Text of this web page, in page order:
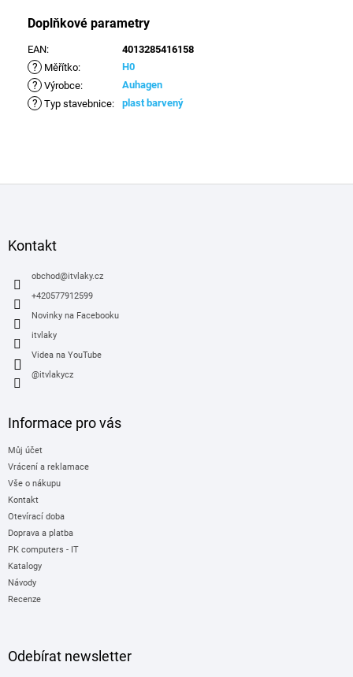
Doplňkové parametry
EAN: 4013285416158
? Měřítko: H0
? Výrobce: Auhagen
? Typ stavebnice: plast barvený
Kontakt
obchod@itvlaky.cz
+420577912599
Novinky na Facebooku
itvlaky
Videa na YouTube
@itvlakycz
Informace pro vás
Můj účet
Vrácení a reklamace
Vše o nákupu
Kontakt
Otevírací doba
Doprava a platba
PK computers - IT
Katalogy
Návody
Recenze
Odebírat newsletter